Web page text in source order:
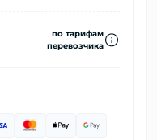
по тарифам
перевозчика